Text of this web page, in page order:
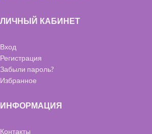
ЛИЧНЫЙ КАБИНЕТ
Вход
Регистрация
Забыли пароль?
Избранное
ИНФОРМАЦИЯ
Контакты